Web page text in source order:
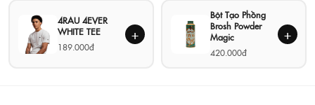
4RAU 4EVER
WHITE TEE
189.000đ
+
Bột Tạo Phồng
Brosh Powder
Magic
420.000đ
+